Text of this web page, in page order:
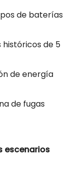
de baterías
de 5
de energía
de fugas
escenarios